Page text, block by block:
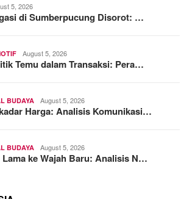
5, 2026
di Sumberpucung Disorot: …
August 5, 2026
Temu dalam Transaksi: Pera…
BUDAYA August 5, 2026
Harga: Analisis Komunikasi…
BUDAYA August 5, 2026
ke Wajah Baru: Analisis N…